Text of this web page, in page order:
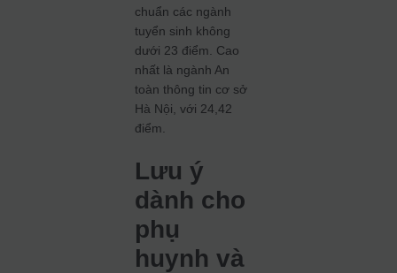
chuẩn các ngành
tuyển sinh không
dưới 23 điểm. Cao
nhất là ngành An
toàn thông tin cơ sở
Hà Nội, với 24,42
điểm.
Lưu ý
dành cho
phụ
huynh và